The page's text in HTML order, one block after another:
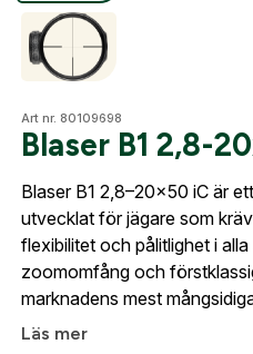
Mer
Mitt konto
Art nr. 80109698
Blaser B1 2,8-
Blaser B1 2,8–20x50 iC är
utvecklat för jägare som
flexibilitet och pålitlighet i
zoomomfång och
marknadens mest
Läs mer